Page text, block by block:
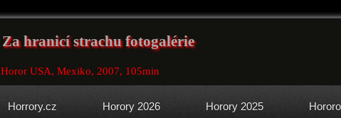
Za hranicí strachu fotogalérie
Horor USA, Mexiko, 2007, 105min
Horrory.cz Horory 2026 Horory 2025